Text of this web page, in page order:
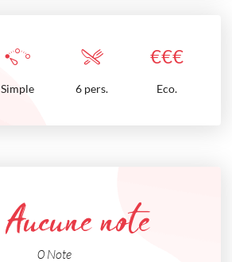
€€€
Simple 6 pers. Eco.
Aucune note
0 Note